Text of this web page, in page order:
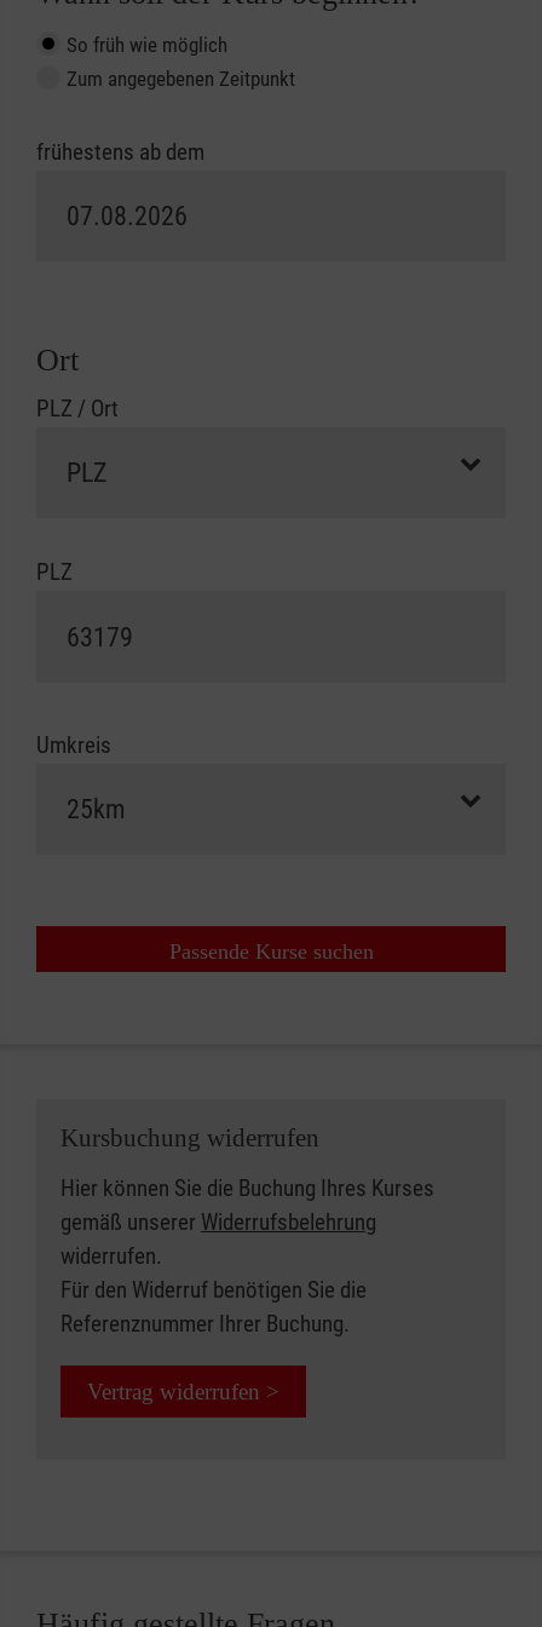
So früh wie möglich
Zum angegebenen Zeitpunkt
frühestens ab dem
Ort
PLZ / Ort
PLZ
Umkreis
Passende Kurse suchen
Kursbuchung widerrufen
Hier können Sie die Buchung Ihres Kurses
gemäß unserer Widerrufsbelehrung
widerrufen.
Für den Widerruf benötigen Sie die
Referenznummer Ihrer Buchung.
Vertrag widerrufen >